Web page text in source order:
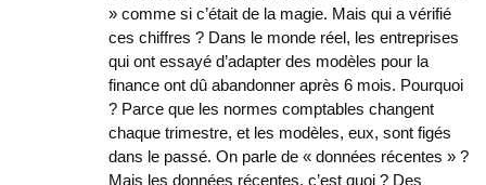
» comme si c’était de la magie. Mais qui a vérifié
ces chiffres ? Dans le monde réel, les entreprises
qui ont essayé d’adapter des modèles pour la
finance ont dû abandonner après 6 mois. Pourquoi
? Parce que les normes comptables changent
chaque trimestre, et les modèles, eux, sont figés
dans le passé. On parle de « données récentes » ?
Mais les données récentes, c’est quoi ? Des